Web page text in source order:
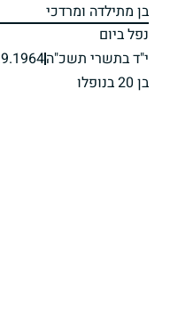
בן מתילדה ומרדכי
נפל ביום
י"ד בתשרי תשכ"ה
בן 20 בנופלו